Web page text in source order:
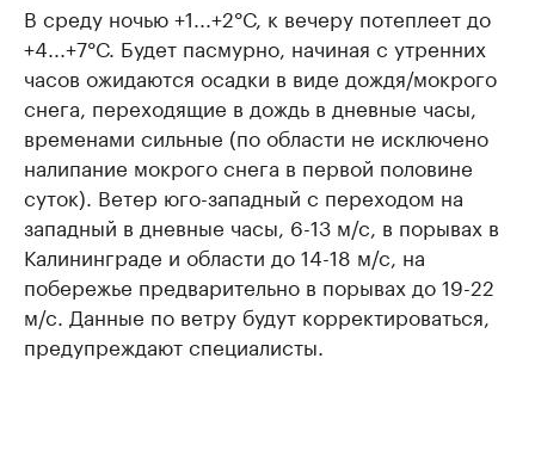
В среду ночью +1...+2°С, к вечеру потеплеет до
+4...+7°С. Будет пасмурно, начиная с утренних
часов ожидаются осадки в виде дождя/мокрого
снега, переходящие в дождь в дневные часы,
временами сильные (по области не исключено
налипание мокрого снега в первой половине
суток). Ветер юго-западный с переходом на
западный в дневные часы, 6-13 м/с, в порывах в
Калининграде и области до 14-18 м/с, на
побережье предварительно в порывах до 19-22
м/с. Данные по ветру будут корректироваться,
предупреждают специалисты.